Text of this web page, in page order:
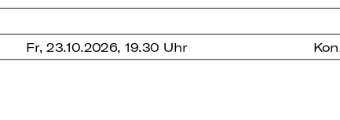
Fr, 23.10.2026, 19.30 Uhr